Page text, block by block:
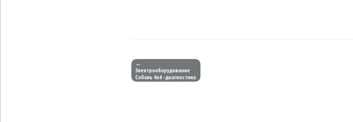
←
Электрооборудование
Соболь 4х4 - диагностика